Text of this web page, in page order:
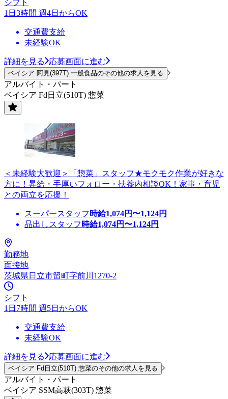
シフト
1日3時間 週4日からOK
交通費支給
未経験OK
詳細を見る 応募画面に進む
ベイシア 阿見(397T) 一般食品のその他の求人を見る
アルバイト・パート
ベイシア Fd日立(510T) 惣菜
＜未経験大歓迎＞「惣菜」スタッフ★モクモク作業が好きな
方に！昇給・手厚いフォロー・扶養内相談OK！家事・育児
との両立を応援！
スーパースタッフ 時給1,074円〜1,124円
品出しスタッフ 時給1,074円〜1,124円
勤務地
面接地
茨城県日立市留町字前川1270-2
シフト
1日7時間 週5日からOK
交通費支給
未経験OK
詳細を見る 応募画面に進む
ベイシア Fd日立(510T) 惣菜のその他の求人を見る
アルバイト・パート
ベイシア SSM高萩(303T) 惣菜